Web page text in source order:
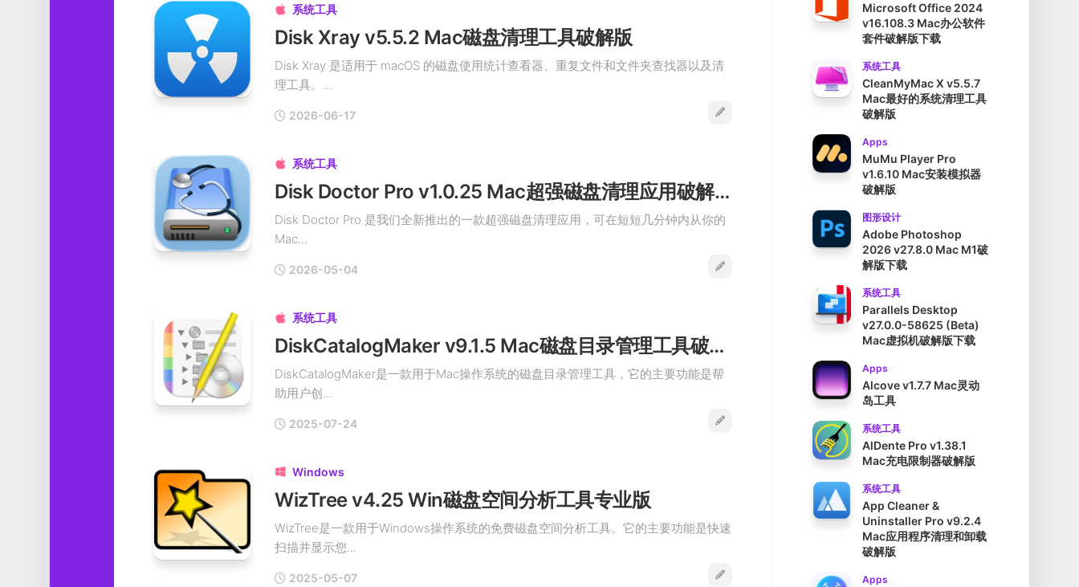
 系统工具
Disk Xray v5.5.2 Mac磁盘清理工具破解版
Disk Xray 是适用于 macOS 的磁盘使用统计查看器、重复文件和文件夹查找器以及清
理工具。...
2026-06-17
 系统工具
Disk Doctor Pro v1.0.25 Mac超强磁盘清理应用破解版
Disk Doctor Pro 是我们全新推出的一款超强磁盘清理应用，可在短短几分钟内从你的
Mac...
2026-05-04
 系统工具
DiskCatalogMaker v9.1.5 Mac磁盘目录管理工具破解版
DiskCatalogMaker是一款用于Mac操作系统的磁盘目录管理工具，它的主要功能是帮
助用户创...
2025-07-24
 Windows
WizTree v4.25 Win磁盘空间分析工具专业版
WizTree是一款用于Windows操作系统的免费磁盘空间分析工具。它的主要功能是快速
扫描并显示您...
2025-05-07
Microsoft Office 2024
v16.108.3 Mac办公软件
套件破解版下载
系统工具
CleanMyMac X v5.5.7
Mac最好的系统清理工具
破解版
Apps
MuMu Player Pro
v1.6.10 Mac安装模拟器
破解版
图形设计
Adobe Photoshop
2026 v27.8.0 Mac M1破
解版下载
系统工具
Parallels Desktop
v27.0.0-58625 (Beta)
Mac虚拟机破解版下载
Apps
Alcove v1.7.7 Mac灵动
岛工具
系统工具
AlDente Pro v1.38.1
Mac充电限制器破解版
系统工具
App Cleaner &
Uninstaller Pro v9.2.4
Mac应用程序清理和卸载
破解版
Apps